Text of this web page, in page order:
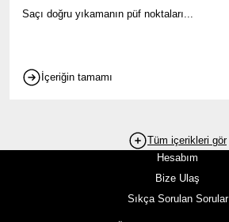
Saçı doğru yıkamanın püf noktaları...
İçeriğin tamamı
Tüm içerikleri gör
Hesabım
Bize Ulaş
Sıkça Sorulan Sorular